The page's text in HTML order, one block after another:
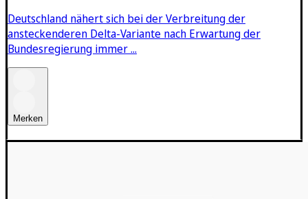
Deutschland nähert sich bei der Verbreitung der
ansteckenderen Delta-Variante nach Erwartung der
Bundesregierung immer ...
Merken